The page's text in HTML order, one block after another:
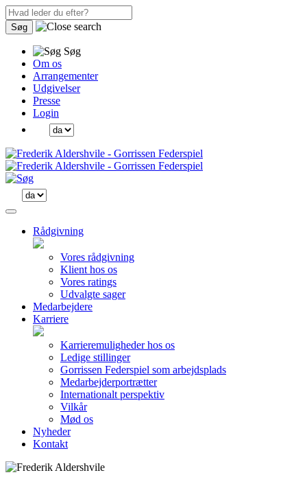
Søg
Søg
Om os
Arrangementer
Udgivelser
Presse
Login
Rådgivning
Vores rådgivning
Klient hos os
Vores ratings
Udvalgte sager
Medarbejdere
Karriere
Karrieremuligheder hos os
Ledige stillinger
Gorrissen Federspiel som arbejdsplads
Medarbejderportrætter
Internationalt perspektiv
Vilkår
Mød os
Nyheder
Kontakt